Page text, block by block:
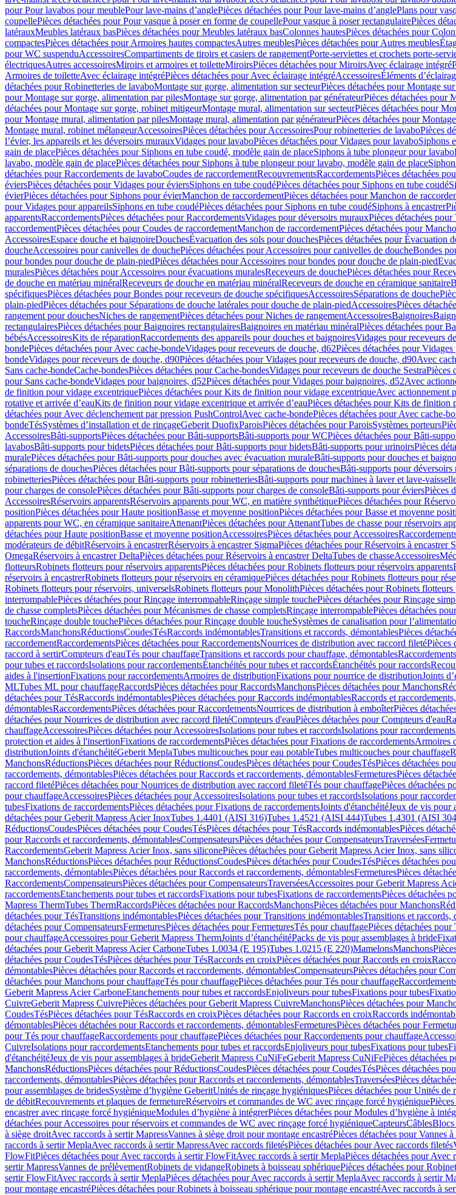
pour Pour lavabos pour meublePour lave-mains d’anglePièces détachées pour Pour lave-mains d’anglePlans pour
coupellePièces détachées pour Pour vasque à poser en forme de coupellePour vasque à poser rectangulairePièces
latérauxMeubles latéraux basPièces détachées pour Meubles latéraux basColonnes hautesPièces détachées pour
compactesPièces détachées pour Armoires hautes compactesAutres meublesPièces détachées pour Autres meubles
pour WC suspenduAccessoiresCompartiments de tiroirs et casiers de rangementPorte-serviettes et crochets porte-
électriquesAutres accessoiresMiroirs et armoires et toiletteMiroirsPièces détachées pour MiroirsAvec éclairage intégré
Armoires de toiletteAvec éclairage intégréPièces détachées pour Avec éclairage intégréAccessoiresÉléments
détachées pour Robinetteries de lavaboMontage sur gorge, alimentation sur secteurPièces détachées pour Montage
pour Montage sur gorge, alimentation par pilesMontage sur gorge, alimentation par générateurPièces détachées pour
détachées pour Montage sur gorge, robinet mitigeurMontage mural, alimentation sur secteurPièces détachées pour
pour Montage mural, alimentation par pilesMontage mural, alimentation par générateurPièces détachées pour
Montage mural, robinet mélangeurAccessoiresPièces détachées pour AccessoiresPour robinetteries de lavaboPièces
l’évier, les appareils et les déversoirs murauxVidages pour lavaboPièces détachées pour Vidages pour lavaboSiphons
gain de placePièces détachées pour Siphons en tube coudé, modèle gain de placeSiphons à tube plongeur pour lavabo
lavabo, modèle gain de placePièces détachées pour Siphons à tube plongeur pour lavabo, modèle gain de place
détachées pour Raccordements de lavaboCoudes de raccordementRecouvrementsRaccordementsPièces détachées
éviersPièces détachées pour Vidages pour éviersSiphons en tube coudéPièces détachées pour Siphons en tube coudé
évierPièces détachées pour Siphons pour évierManchon de raccordementPièces détachées pour Manchon de
pour Vidages pour appareilsSiphons en tube coudéPièces détachées pour Siphons en tube coudéSiphons à encastrer
apparentsRaccordementsPièces détachées pour RaccordementsVidages pour déversoirs murauxPièces détachées
raccordementPièces détachées pour Coudes de raccordementManchon de raccordementPièces détachées pour
AccessoiresEspace douche et baignoireDouchesÉvacuation des sols pour douchesPièces détachées pour Évacuation
doucheAccessoires pour canivelles de douchePièces détachées pour Accessoires pour canivelles de doucheBondes
pour bondes pour douche de plain-piedPièces détachées pour Accessoires pour bondes pour douche de plain-pied
muralesPièces détachées pour Accessoires pour évacuations muralesReceveurs de douchePièces détachées pour
de douche en matériau minéralReceveurs de douche en matériau minéralReceveurs de douche en céramique sanitaire
spécifiquesPièces détachées pour Bondes pour receveurs de douche spécifiquesAccessoiresSéparations de douche
plain-piedPièces détachées pour Séparations de douche latérales pour douche de plain-piedAccessoiresPièces
rangement pour douchesNiches de rangementPièces détachées pour Niches de rangementAccessoiresBaignoires
rectangulairesPièces détachées pour Baignoires rectangulairesBaignoires en matériau minéralPièces détachées pour
bébésAccessoiresKits de réparationRaccordements des appareils pour douches et baignoiresVidages pour receveurs
bondePièces détachées pour Avec cache-bondeVidages pour receveurs de douche, d62Pièces détachées pour
bondeVidages pour receveurs de douche, d90Pièces détachées pour Vidages pour receveurs de douche, d90Avec
Sans cache-bondeCache-bondesPièces détachées pour Cache-bondesVidages pour receveurs de douche SestraPièces
pour Sans cache-bondeVidages pour baignoires, d52Pièces détachées pour Vidages pour baignoires, d52Avec
de finition pour vidage excentriquePièces détachées pour Kits de finition pour vidage excentriqueAvec actionnement
rotative et arrivée d’eauKits de finition pour vidage excentrique et arrivée d’eauPièces détachées pour Kits de finition
détachées pour Avec déclenchement par pression PushControlAvec cache-bondePièces détachées pour Avec cache-
bondeTésSystèmes d’installation et de rinçageGeberit DuofixParoisPièces détachées pour ParoisSystèmes porteurs
AccessoiresBâti-supportsPièces détachées pour Bâti-supportsBâti-supports pour WCPièces détachées pour Bâti-
lavabosBâti-supports pour bidetsPièces détachées pour Bâti-supports pour bidetsBâti-supports pour urinoirsPièces
muralePièces détachées pour Bâti-supports pour douches avec évacuation muraleBâti-supports pour douches et
séparations de douchesPièces détachées pour Bâti-supports pour séparations de douchesBâti-supports pour déversoirs
robinetteriesPièces détachées pour Bâti-supports pour robinetteriesBâti-supports pour machines à laver et lave-
pour charges de consolePièces détachées pour Bâti-supports pour charges de consoleBâti-supports pour éviersPièces
AccessoiresRéservoirs apparentsRéservoirs apparents pour WC, en matière synthétiquePièces détachées pour
positionPièces détachées pour Haute positionBasse et moyenne positionPièces détachées pour Basse et moyenne
apparents pour WC, en céramique sanitaireAttenantPièces détachées pour AttenantTubes de chasse pour réservoirs
détachées pour Haute positionBasse et moyenne positionAccessoiresPièces détachées pour Accessoires
modérateurs de débitRéservoirs à encastrerRéservoirs à encastrer SigmaPièces détachées pour Réservoirs à encastrer
OmegaRéservoirs à encastrer DeltaPièces détachées pour Réservoirs à encastrer DeltaTubes de chasseAccessoires
flotteursRobinets flotteurs pour réservoirs apparentsPièces détachées pour Robinets flotteurs pour réservoirs apparents
réservoirs à encastrerRobinets flotteurs pour réservoirs en céramiquePièces détachées pour Robinets flotteurs pour
Robinets flotteurs pour réservoirs, universelsRobinets flotteurs pour MonolithPièces détachées pour Robinets
interrompablePièces détachées pour Rinçage interrompableRinçage simple touchePièces détachées pour Rinçage
de chasse completsPièces détachées pour Mécanismes de chasse completsRinçage interrompablePièces détachées
toucheRinçage double touchePièces détachées pour Rinçage double toucheSystèmes de canalisation pour
RaccordsManchonsRéductionsCoudesTésRaccords indémontablesTransitions et raccords, démontablesPièces
raccordementRaccordementsPièces détachées pour RaccordementsNourrices de distribution avec raccord filetéPièces
raccord à sertirCompteurs d'eauTés pour chauffageTransitions et raccords pour chauffage, démontables
pour tubes et raccordsIsolations pour raccordementsÉtanchéités pour tubes et raccordsÉtanchéités pour raccords
aides à l'insertionFixations pour raccordementsArmoires de distributionFixations pour nourrice de distributionJoints
MLTubes ML pour chauffageRaccordsPièces détachées pour RaccordsManchonsPièces détachées pour Manchons
détachées pour TésRaccords indémontablesPièces détachées pour Raccords indémontablesRaccords et
démontablesRaccordementsPièces détachées pour RaccordementsNourrices de distribution à emboîterPièces
détachées pour Nourrices de distribution avec raccord filetéCompteurs d'eauPièces détachées pour Compteurs d'eau
chauffageAccessoiresPièces détachées pour AccessoiresIsolations pour tubes et raccordsIsolations pour raccordements
protection et aides à l'insertionFixations de raccordementsPièces détachées pour Fixations de raccordementsArmoires
distributionJoints d'étanchéitéGeberit MeplaTubes multicouches pour eau potableTubes multicouches pour chauffage
ManchonsRéductionsPièces détachées pour RéductionsCoudesPièces détachées pour CoudesTésPièces détachées
raccordements, démontablesPièces détachées pour Raccords et raccordements, démontablesFermeturesPièces
raccord filetéPièces détachées pour Nourrices de distribution avec raccord filetéTés pour chauffagePièces détachées
pour chauffageAccessoiresPièces détachées pour AccessoiresIsolations pour tubes et raccordsIsolations pour
tubesFixations de raccordementsPièces détachées pour Fixations de raccordementsJoints d'étanchéitéJeux de vis pour
détachées pour Geberit Mapress Acier InoxTubes 1.4401 (AISI 316)Tubes 1.4521 (AISI 444)Tubes 1.4301 (AISI
RéductionsCoudesPièces détachées pour CoudesTésPièces détachées pour TésRaccords indémontablesPièces
pour Raccords et raccordements, démontablesCompensateursPièces détachées pour CompensateursTraversées
RaccordementsGeberit Mapress Acier Inox, sans siliconePièces détachées pour Geberit Mapress Acier Inox, sans
ManchonsRéductionsPièces détachées pour RéductionsCoudesPièces détachées pour CoudesTésPièces détachées
raccordements, démontablesPièces détachées pour Raccords et raccordements, démontablesFermeturesPièces
RaccordementsCompensateursPièces détachées pour CompensateursTraverséesAccessoires pour Geberit Mapress
raccordementsEtanchements pour tubes et raccordsFixations pour tubesFixations de raccordementsPièces détachées
Mapress ThermTubes ThermRaccordsPièces détachées pour RaccordsManchonsPièces détachées pour Manchons
détachées pour TésTransitions indémontablesPièces détachées pour Transitions indémontablesTransitions et raccords,
détachées pour CompensateursFermeturesPièces détachées pour FermeturesTés pour chauffagePièces détachées
pour chauffageAccessoires pour Geberit Mapress ThermJoints d’étanchéitéPacks de vis pour assemblages à bride
détachées pour Geberit Mapress Acier CarboneTubes 1.0034 (E 195)Tubes 1.0215 (E 220)MamelonsManchons
détachées pour CoudesTésPièces détachées pour TésRaccords en croixPièces détachées pour Raccords en croix
démontablesPièces détachées pour Raccords et raccordements, démontablesCompensateursPièces détachées pour
détachées pour Manchons pour chauffageTés pour chauffagePièces détachées pour Tés pour chauffage
Geberit Mapress Acier CarboneEtanchements pour tubes et raccordsEnjoliveurs pour tubesFixations pour tubes
CuivreGeberit Mapress CuivrePièces détachées pour Geberit Mapress CuivreManchonsPièces détachées pour
CoudesTésPièces détachées pour TésRaccords en croixPièces détachées pour Raccords en croixRaccords
démontablesPièces détachées pour Raccords et raccordements, démontablesFermeturesPièces détachées pour
pour Tés pour chauffageRaccordements pour chauffagePièces détachées pour Raccordements pour chauffage
CuivreIsolations pour raccordementsEtanchements pour tubes et raccordsEnjoliveurs pour tubesFixations pour tubes
d'étanchéitéJeux de vis pour assemblages à brideGeberit Mapress CuNiFeGeberit Mapress CuNiFePièces détachées
ManchonsRéductionsPièces détachées pour RéductionsCoudesPièces détachées pour CoudesTésPièces détachées
raccordements, démontablesPièces détachées pour Raccords et raccordements, démontablesTraverséesPièces
pour assemblages de bridesSystème d’hygiène GeberitUnités de rinçage hygiéniquesPièces détachées pour Unités de
de débitRecouvrements et plaques de fermetureRéservoirs et commandes de WC avec rinçage forcé hygiénique
encastrer avec rinçage forcé hygiéniqueModules d’hygiène à intégrerPièces détachées pour Modules d’hygiène à
détachées pour Accessoires pour réservoirs et commandes de WC avec rinçage forcé hygiéniqueCapteursCâblesBlocs
à siège droitAvec raccords à sertir MapressVannes à siège droit pour montage encastréPièces détachées pour Vannes
raccords à sertir MeplaAvec raccords à sertir MapressAvec raccords filetésPièces détachées pour Avec raccords filetés
FlowFitPièces détachées pour Avec raccords à sertir FlowFitAvec raccords à sertir MeplaPièces détachées pour Avec
sertir MapressVannes de prélèvementRobinets de vidangeRobinets à boisseau sphériquePièces détachées pour
sertir FlowFitAvec raccords à sertir MeplaPièces détachées pour Avec raccords à sertir MeplaAvec raccords à sertir
pour montage encastréPièces détachées pour Robinets à boisseau sphérique pour montage encastréAvec raccords à